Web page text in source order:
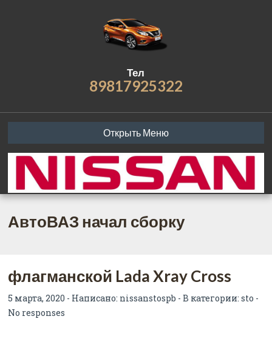
Тел
89817925322
Открыть Меню
АвтоВАЗ начал сборку
флагманской Lada Xray Cross
5 марта, 2020 - Написано: nissanstospb - В категории:sto -
No responses